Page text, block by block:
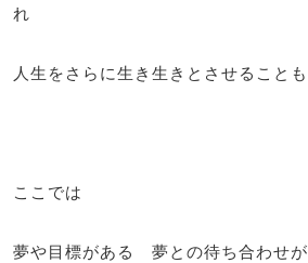
れ
人生をさらに生き生きとさせること
ここでは
夢や目標がある 夢との待ち合わせ